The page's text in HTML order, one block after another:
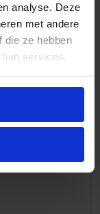
analyse. Deze
met andere
die ze hebben
services.